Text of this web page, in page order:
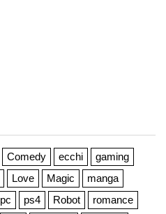
Comedy ecchi
gaming
Love Magic
manga
pc ps4 Robot romance